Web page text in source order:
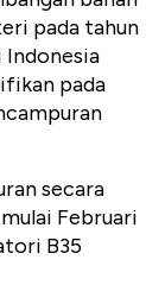
pada tahun
Indonesia
pada
secara
Februari
B35